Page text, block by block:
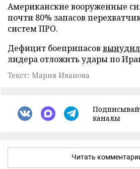
Американские вооруженные
почти 80% запасов
систем ПРО.
Дефицит боеприпасов вынудил
лидера отложить удары по
Текст: Мария Иванова
каналы
Читать